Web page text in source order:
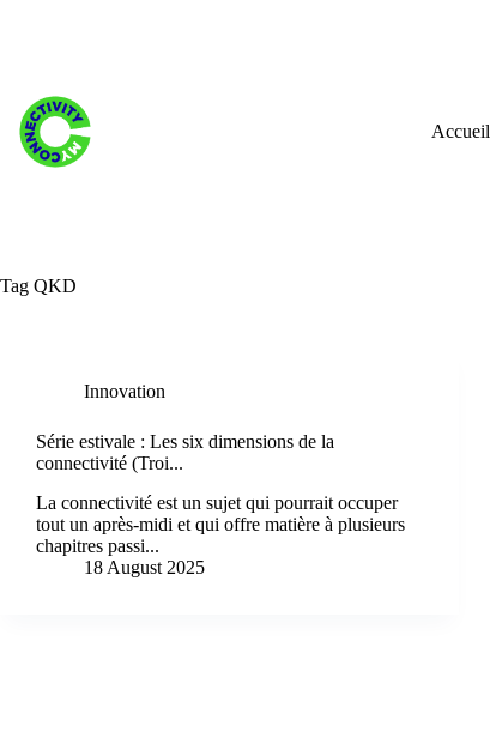
Accueil
Tag QKD
Innovation
Série estivale : Les six dimensions de la
connectivité (Troi...
La connectivité est un sujet qui pourrait occuper
tout un après-midi et qui offre matière à plusieurs
chapitres passi...
18 August 2025